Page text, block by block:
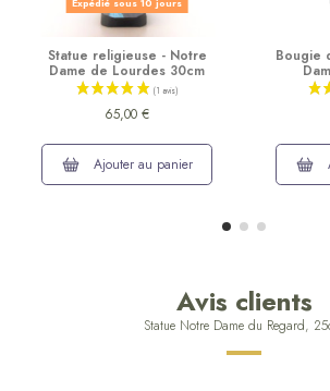
Expédié sous 10 jours
Statue religieuse - Notre
Dame de Lourdes 30cm
65,00 €
Ajouter au panier
Bougie
Avis clients
Statue Notre Dame du Regard,